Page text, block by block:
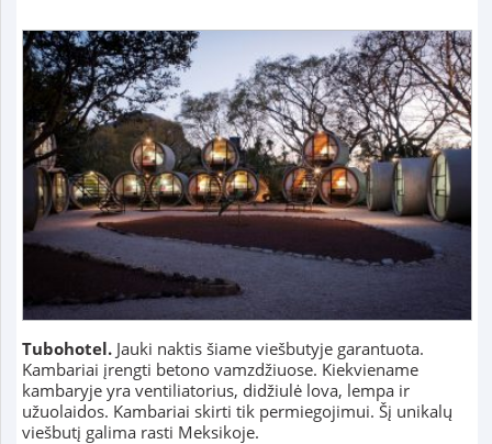
Tubohotel.Jauki naktis šiame viešbutyje garantuota.
Kambariai įrengti betono vamzdžiuose. Kiekviename
kambaryje yra ventiliatorius, didžiulė lova, lempa ir
užuolaidos. Kambariai skirti tik permiegojimui. Šį unikalų
viešbutį galima rasti Meksikoje.